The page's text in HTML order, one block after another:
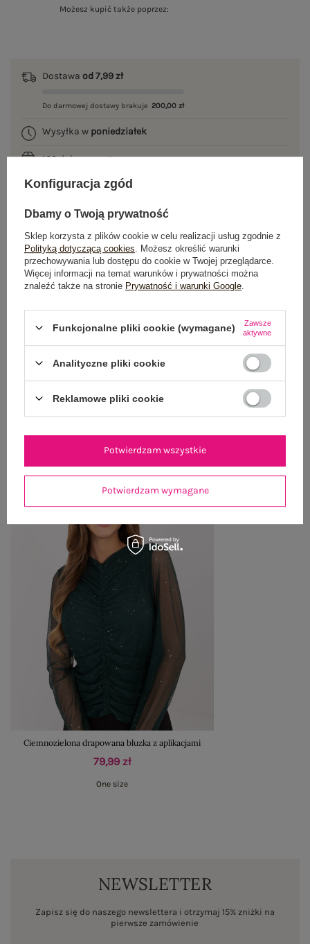
Możesz kupić także poprzez:
Dostawa od 7,99 zł
Do darmowej dostawy brakuje 200,00 zł
Wysyłka w poniedziałek
100 dni na zwrot
OPIS PRODUKTU
GŁÓWNE PARAMETRY
OPINIE O PRODUKCIE (0)
OSTATNIO OGLĄDANE
Ciemnozielona drapowana bluzka z aplikacjami
79,99 zł
One size
NEWSLETTER
Zapisz się do naszego newslettera i otrzymaj 15% zniżki na
pierwsze zamówienie
Konfiguracja zgód
Dbamy o Twoją prywatność
Sklep korzysta z plików cookie w celu realizacji usług zgodnie z
Polityką dotyczącą cookies . Możesz określić warunki
przechowywania lub dostępu do cookie w Twojej przeglądarce.
Więcej informacji na temat warunków i prywatności można
znaleźć także na stronie Prywatność i warunki Google
Funkcjonalne pliki cookie (wymagane)
Zawsze
aktywne
Analityczne pliki cookie
Reklamowe pliki cookie
Potwierdzam wymagane
Potwierdzam wszystkie